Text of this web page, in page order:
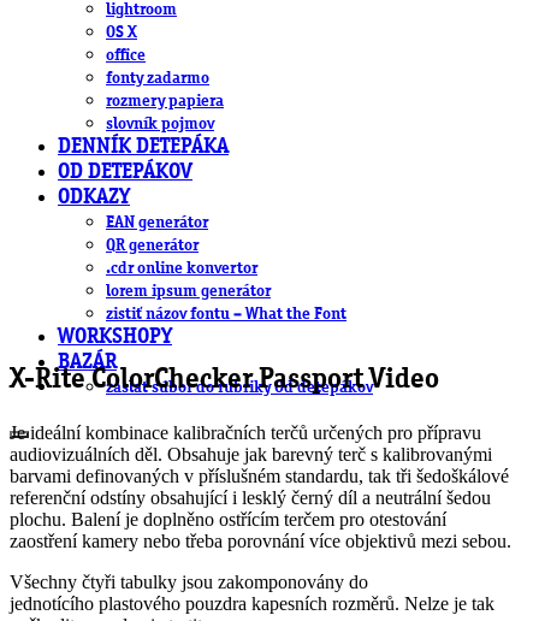
lightroom
OS X
office
fonty zadarmo
rozmery papiera
slovník pojmov
DENNÍK DETEPÁKA
OD DETEPÁKOV
ODKAZY
EAN generátor
QR generátor
.cdr online konvertor
lorem ipsum generátor
zistiť názov fontu – What the Font
WORKSHOPY
BAZÁR
zaslať súbor do rubriky Od detepákov
X-Rite ColorChecker Passport Video
Je ideální kombinace kalibračních terčů určených pro přípravu
audiovizuálních děl. Obsahuje jak barevný terč s kalibrovanými
barvami definovaných v příslušném standardu, tak tři šedoškálové
referenční odstíny obsahující i lesklý černý díl a neutrální šedou
plochu. Balení je doplněno ostřícím terčem pro otestování
zaostření kamery nebo třeba porovnání více objektivů mezi sebou.
Všechny čtyři tabulky jsou zakomponovány do
jednotícího plastového pouzdra kapesních rozměrů. Nelze je tak